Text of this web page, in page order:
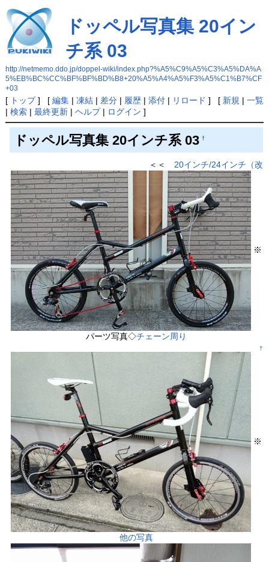
ドッペル写真集 20イン
チ系 03
http://netmemo.ddo.jp/doppel-wiki/index.php?%A5%C9%A5%C3%A5%DA%A
5%EB%BC%CC%BF%BF%BD%B8+20%A5%A4%A5%F3%A5%C1%B7%CF
+03
[ トップ] [ 編集| 凍結| 差分| 履歴| 添付| リロード ] [ 新規 | 一覧
| 検索| 最終更新| ヘルプ| ログイン ]
ドッペル写真集 20インチ系 03 †
＜＜ 20インチ/24インチ（改
※
パーツ写真◇チェーン周り
†
※
他の写真